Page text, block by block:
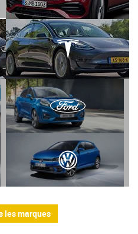
les marques